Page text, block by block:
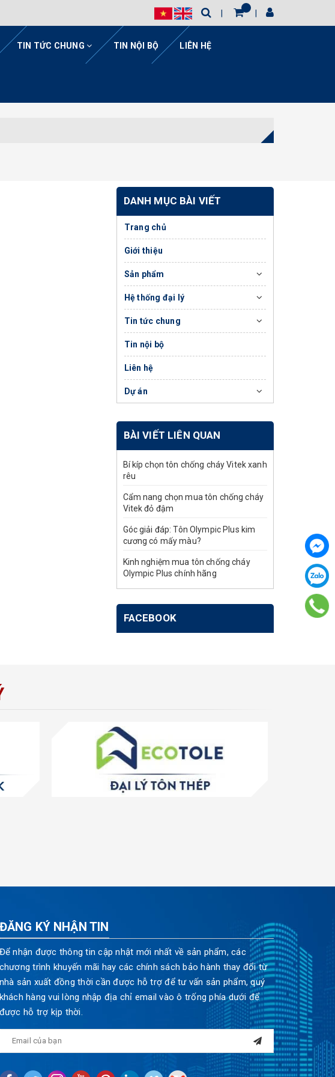
TIN TỨC CHUNG TIN NỘI BỘ LIÊN HỆ
DANH MỤC BÀI VIẾT
Trang chủ
Giới thiệu
Sản phẩm
Hệ thống đại lý
Tin tức chung
Tin nội bộ
Liên hệ
Dự án
BÀI VIẾT LIÊN QUAN
Bí kíp chọn tôn chống cháy Vitek xanh
rêu
Cẩm nang chọn mua tôn chống cháy
Vitek đỏ đậm
Góc giải đáp: Tôn Olympic Plus kim
cương có mấy màu?
Kinh nghiệm mua tôn chống cháy
Olympic Plus chính hãng
FACEBOOK
ĐĂNG KÝ NHẬN TIN
Để nhận được thông tin cập nhật mới nhất về sản phẩm, các
chương trình khuyến mãi hay các chính sách bảo hành thay đổi từ
nhà sản xuất đồng thời cần được hỗ trợ để tư vấn sản phẩm, quý
khách hàng vui lòng nhập địa chỉ email vào ô trống phía dưới để
được hỗ trợ kịp thời.